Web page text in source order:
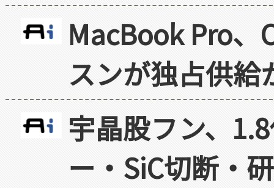
MacBook Pro
スンが独占供給
宇晶股フン、
ー・SiC切断・